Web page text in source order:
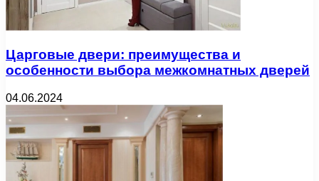
Царговые двери: преимущества и
особенности выбора межкомнатных дверей
04.06.2024